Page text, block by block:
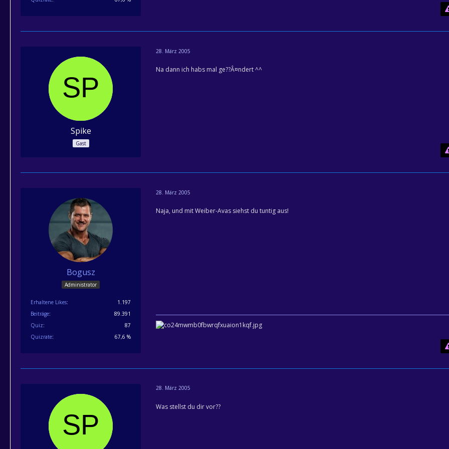
Spike
Gast
28. März 2005
Na dann ich habs mal ge??Â¤ndert ^^
Bogusz
Administrator
Erhaltene Likes
1.197
Beiträge
89.391
Quiz
87
Quizrate
67,6 %
28. März 2005
Naja, und mit Weiber-Avas siehst du tuntig aus!
28. März 2005
Was stellst du dir vor??